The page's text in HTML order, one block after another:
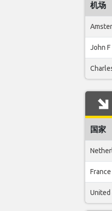
机场
John
国家
France
United